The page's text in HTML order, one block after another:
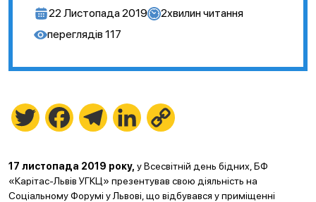
22 Листопада 2019 2хвилин читання
переглядів 117
Twitter FacebookTelegramLinkedIn
17 листопада 2019 року, у Всесвітній день бідних, БФ
«Карітас-Львів УГКЦ» презентував свою діяльність на
Соціальному Форумі у Львові, що відбувався у приміщенні